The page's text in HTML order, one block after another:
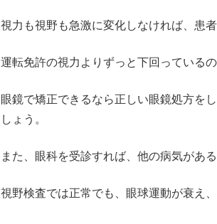
視力も視野も急激に変化しなければ、患
運転免許の視力よりずっと下回っている
眼鏡で矯正できるなら正しい眼鏡処方を
しょう。
また、眼科を受診すれば、他の病気があ
視野検査では正常でも、眼球運動が衰え